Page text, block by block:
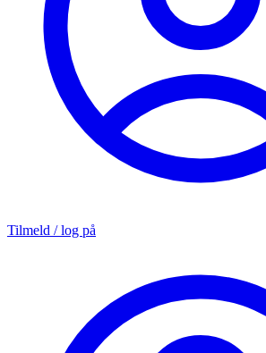
Tilmeld / log på